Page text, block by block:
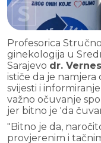
Profesorica
ginekologija u
Sarajevo dr.
ističe da je
svijesti i
važno očuvanje
jer bitno je 'da
"Bitno je da,
provjerenim i